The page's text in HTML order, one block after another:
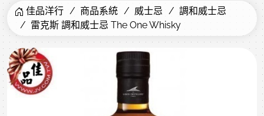
佳品洋行 商品系統 威士忌
調和威士忌
雷克斯 調和威士忌 The One Whisky